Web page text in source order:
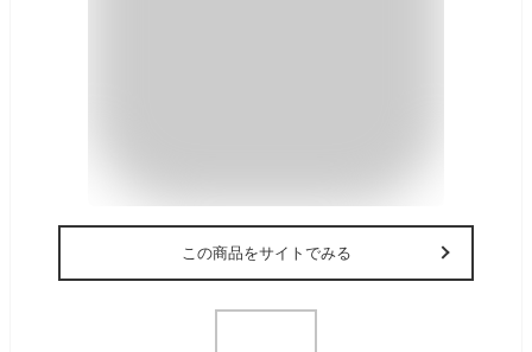
この商品をサイトでみる